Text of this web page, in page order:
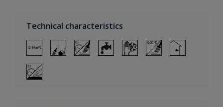
Technical characteristics